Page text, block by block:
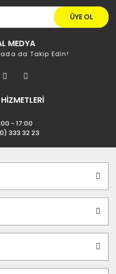
ÜYE OL
MEDYA
da Takip Edin!
- 17:00
333 32 23